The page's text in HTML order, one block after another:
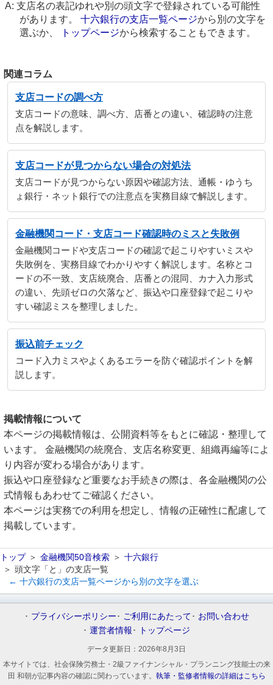
支店名の表記ゆれや別の頭文字で登録されている可能性
があります。 十六銀行の支店一覧ページから別の文字を
選ぶか、
トップページから検索することもできます。
関連コラム
支店コードの調べ方
支店コードの意味、調べ方、店番との違い、確認時の注意
点を解説します。
支店コードが見つからない場合の対処法
支店コードが見つからない原因や確認方法、通帳・ゆうち
ょ銀行・ネット銀行での注意点を実務目線で解説します。
金融機関コード・支店コード確認時のミスと失敗例
金融機関コードや支店コードの確認で起こりやすいミスや
失敗例を、実務目線でわかりやすく解説します。名称とコ
ードの不一致、支店統廃合、店番との混同、カナ入力形式
の違い、先頭ゼロの欠落など、振込や口座登録で起こりや
すい確認ミスを整理しました。
振込前チェック
コード入力ミスやよくあるエラーを防ぐ確認ポイントを解
説します。
掲載情報について
本ページの掲載情報は、公開資料等をもとに確認・整理して
います。 金融機関の統廃合、支店名称変更、組織再編等によ
り内容が変わる場合があります。
振込や口座登録など重要なお手続きの際は、各金融機関の公
式情報もあわせてご確認ください。
本ページは実務での利用を想定し、情報の正確性に配慮して
掲載しています。
トップ 金融機関50音検索
十六銀行
頭文字「と」の支店一覧
← 十六銀行の支店一覧ページから別の文字を選ぶ
プライバシーポリシー ご利用にあたって
お問い合わせ
運営者情報
トップページ
データ更新日： 2026年8月3日
本サイトでは、社会保険労務士・2級ファイナンシャル・プランニング技能士の来
田 和朝が記事内容の確認に関わっています。 執筆・監修者情報の詳細はこちら